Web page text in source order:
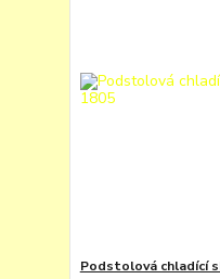
Podstolová chladící